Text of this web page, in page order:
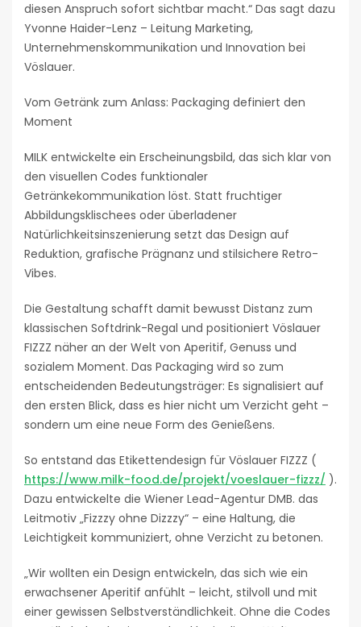
diesen Anspruch sofort sichtbar macht.“ Das sagt dazu
Yvonne Haider-Lenz – Leitung Marketing,
Unternehmenskommunikation und Innovation bei
Vöslauer.
Vom Getränk zum Anlass: Packaging definiert den
Moment
MILK entwickelte ein Erscheinungsbild, das sich klar von
den visuellen Codes funktionaler
Getränkekommunikation löst. Statt fruchtiger
Abbildungsklischees oder überladener
Natürlichkeitsinszenierung setzt das Design auf
Reduktion, grafische Prägnanz und stilsichere Retro-
Vibes.
Die Gestaltung schafft damit bewusst Distanz zum
klassischen Softdrink-Regal und positioniert Vöslauer
FIZZZ näher an der Welt von Aperitif, Genuss und
sozialem Moment. Das Packaging wird so zum
entscheidenden Bedeutungsträger: Es signalisiert auf
den ersten Blick, dass es hier nicht um Verzicht geht –
sondern um eine neue Form des Genießens.
So entstand das Etikettendesign für Vöslauer FIZZZ (
https://www.milk-food.de/projekt/voeslauer-fizzz/ ).
Dazu entwickelte die Wiener Lead-Agentur DMB. das
Leitmotiv „Fizzzy ohne Dizzzy“ – eine Haltung, die
Leichtigkeit kommuniziert, ohne Verzicht zu betonen.
„Wir wollten ein Design entwickeln, das sich wie ein
erwachsener Aperitif anfühlt – leicht, stilvoll und mit
einer gewissen Selbstverständlichkeit. Ohne die Codes